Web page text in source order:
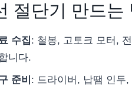
절단기 만드는
수집: 철봉, 고토크 모터,
니다.
준비 : 드라이버, 납땜 인두